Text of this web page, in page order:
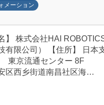
メーション
名】 株式会社HAI
有限公司） 【住所】 日本
東京流通センター 8F
区西乡街道南昌社区海…